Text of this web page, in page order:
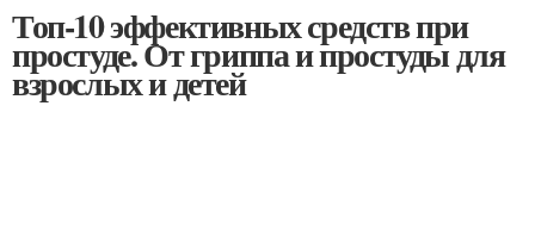
Топ-10 эффективных средств при
простуде. От гриппа и простуды для
взрослых и детей